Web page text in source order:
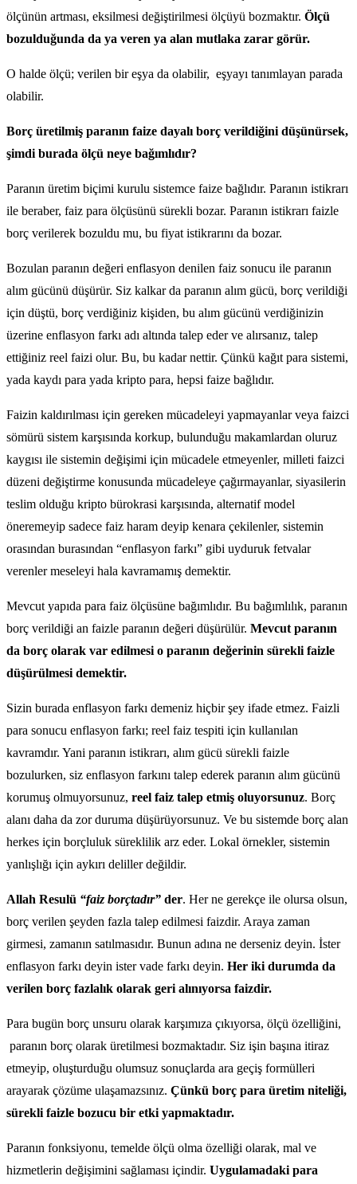
ölçünün artması, eksilmesi değiştirilmesi ölçüyü bozmaktır. Ölçü
bozulduğunda da ya veren ya alan mutlaka zarar görür.
O halde ölçü; verilen bir eşya da olabilir, eşyayı tanımlayan parada
olabilir.
Borç üretilmiş paranın faize dayalı borç verildiğini düşünürsek,
şimdi burada ölçü neye bağımlıdır?
Paranın üretim biçimi kurulu sistemce faize bağlıdır. Paranın istikrarı
ile beraber, faiz para ölçüsünü sürekli bozar. Paranın istikrarı faizle
borç verilerek bozuldu mu, bu fiyat istikrarını da bozar.
Bozulan paranın değeri enflasyon denilen faiz sonucu ile paranın
alım gücünü düşürür. Siz kalkar da paranın alım gücü, borç verildiği
için düştü, borç verdiğiniz kişiden, bu alım gücünü verdiğinizin
üzerine enflasyon farkı adı altında talep eder ve alırsanız, talep
ettiğiniz reel faizi olur. Bu, bu kadar nettir. Çünkü kağıt para sistemi,
yada kaydı para yada kripto para, hepsi faize bağlıdır.
Faizin kaldırılması için gereken mücadeleyi yapmayanlar veya faizci
sömürü sistem karşısında korkup, bulunduğu makamlardan oluruz
kaygısı ile sistemin değişimi için mücadele etmeyenler, milleti faizci
düzeni değiştirme konusunda mücadeleye çağırmayanlar, siyasilerin
teslim olduğu kripto bürokrasi karşısında, alternatif model
öneremeyip sadece faiz haram deyip kenara çekilenler, sistemin
orasından burasından “enflasyon farkı” gibi uyduruk fetvalar
verenler meseleyi hala kavramamış demektir.
Mevcut yapıda para faiz ölçüsüne bağımlıdır. Bu bağımlılık, paranın
borç verildiği an faizle paranın değeri düşürülür. Mevcut paranın
da borç olarak var edilmesi o paranın değerinin sürekli faizle
düşürülmesi demektir.
Sizin burada enflasyon farkı demeniz hiçbir şey ifade etmez. Faizli
para sonucu enflasyon farkı; reel faiz tespiti için kullanılan
kavramdır. Yani paranın istikrarı, alım gücü sürekli faizle
bozulurken, siz enflasyon farkını talep ederek paranın alım gücünü
korumuş olmuyorsunuz, reel faiz talep etmiş oluyorsunuz. Borç
alanı daha da zor duruma düşürüyorsunuz. Ve bu sistemde borç alan
herkes için borçluluk süreklilik arz eder. Lokal örnekler, sistemin
yanlışlığı için aykırı deliller değildir.
Allah Resulü “faiz borçtadır” der. Her ne gerekçe ile olursa olsun,
borç verilen şeyden fazla talep edilmesi faizdir. Araya zaman
girmesi, zamanın satılmasıdır. Bunun adına ne derseniz deyin. İster
enflasyon farkı deyin ister vade farkı deyin. Her iki durumda da
verilen borç fazlalık olarak geri alınıyorsa faizdir.
Para bugün borç unsuru olarak karşımıza çıkıyorsa, ölçü özelliğini,
paranın borç olarak üretilmesi bozmaktadır. Siz işin başına itiraz
etmeyip, oluşturduğu olumsuz sonuçlarda ara geçiş formülleri
arayarak çözüme ulaşamazsınız. Çünkü borç para üretim niteliği,
sürekli faizle bozucu bir etki yapmaktadır.
Paranın fonksiyonu, temelde ölçü olma özelliği olarak, mal ve
hizmetlerin değişimini sağlaması içindir. Uygulamadaki para